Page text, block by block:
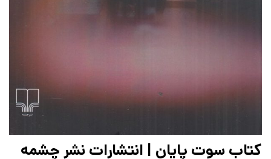
کتاب سوت پایان | انتشارات نشر چشمه